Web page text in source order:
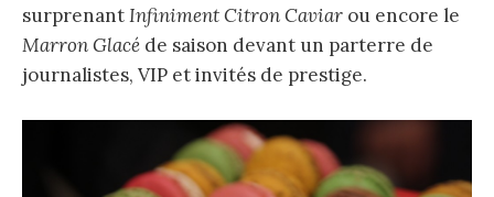
surprenantInfiniment Citron Caviar ou encore le
Marron Glacé de saison devant un parterre de
journalistes, VIP et invités de prestige.